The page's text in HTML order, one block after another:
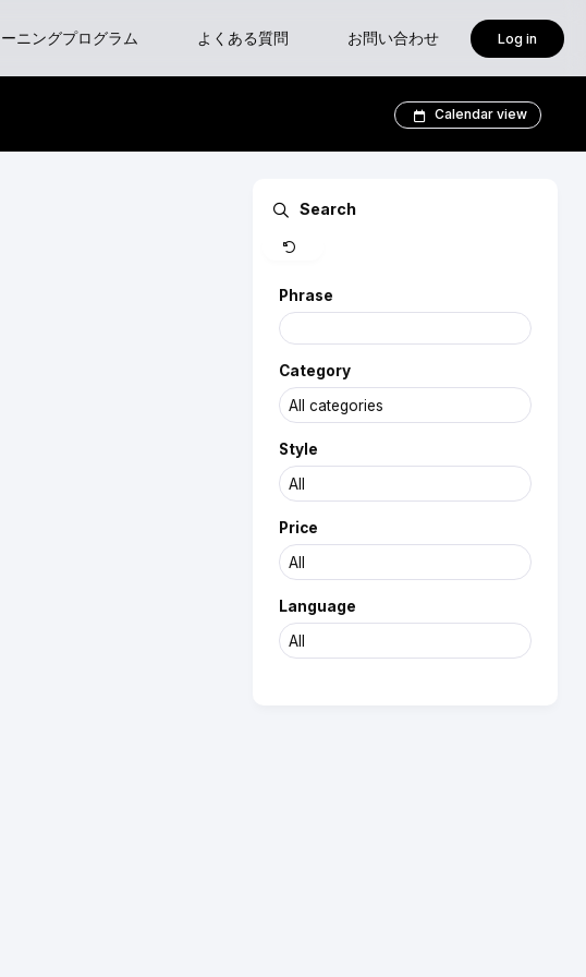
ニングプログラム よくある質問 お問い合わせ Log in
Calendar view
Search
Phrase
Category
Style
Price
Language